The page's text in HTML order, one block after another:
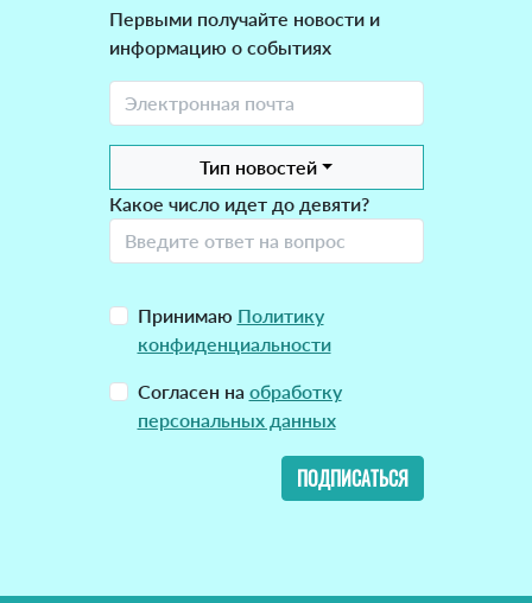
Первыми получайте новости и
информацию о событиях
Тип новостей
Какое число идет до девяти?
Принимаю Политику
конфиденциальности
Согласен на обработку
персональных данных
ПОДПИСАТЬСЯ